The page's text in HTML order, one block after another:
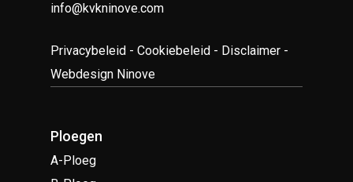
info@kvkninove.com
Privacybeleid -Cookiebeleid - Disclaimer -
Webdesign Ninove
Ploegen
A-Ploeg